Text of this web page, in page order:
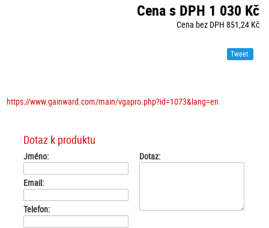
Cena s DPH 1 030 Kč
Cena bez DPH 851,24 Kč
Tweet
https://www.gainward.com/main/vgapro.php?id=1073&lang=en
Dotaz k produktu
Jméno:
Email:
Telefon:
Dotaz: